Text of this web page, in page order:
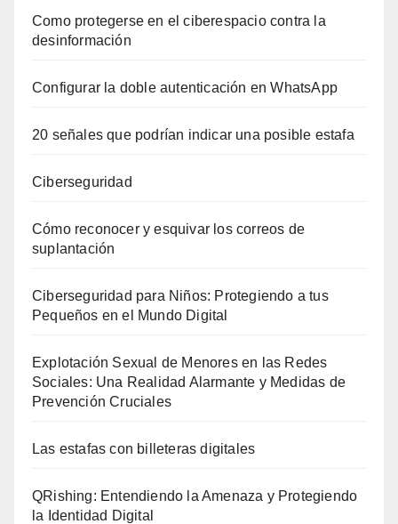
Como protegerse en el ciberespacio contra la
desinformación
Configurar la doble autenticación en WhatsApp
20 señales que podrían indicar una posible estafa
Ciberseguridad
Cómo reconocer y esquivar los correos de
suplantación
Ciberseguridad para Niños: Protegiendo a tus
Pequeños en el Mundo Digital
Explotación Sexual de Menores en las Redes
Sociales: Una Realidad Alarmante y Medidas de
Prevención Cruciales
Las estafas con billeteras digitales
QRishing: Entendiendo la Amenaza y Protegiendo
la Identidad Digital